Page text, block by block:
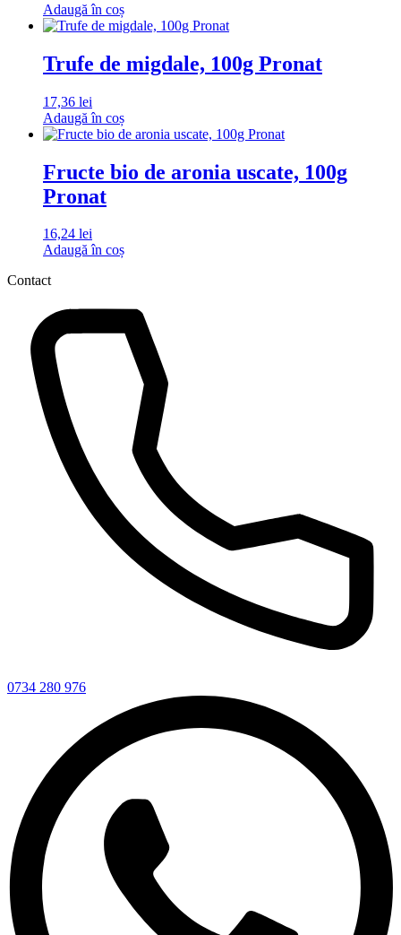
Adaugă în coș
Trufe de migdale, 100g Pronat
17,36 lei
Adaugă în coș
Fructe bio de aronia uscate, 100g
Pronat
16,24 lei
Adaugă în coș
Contact
0734 280 976